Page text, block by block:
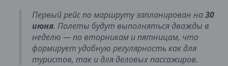
Первый рейс по маршруту запланирован на30
июня. Полеты будут выполняться дважды в
неделю — по вторникам и пятницам, что
формирует удобную регулярность как для
туристов, так и для деловых пассажиров.